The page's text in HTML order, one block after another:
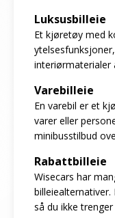
Luksusbilleie
Et kjøretøy med
interiørmaterialer
Varebilleie
En varebil er et
varer eller
minibusstilbud
Rabattbilleie
Wisecars har
billeiealternativer.
så du ikke